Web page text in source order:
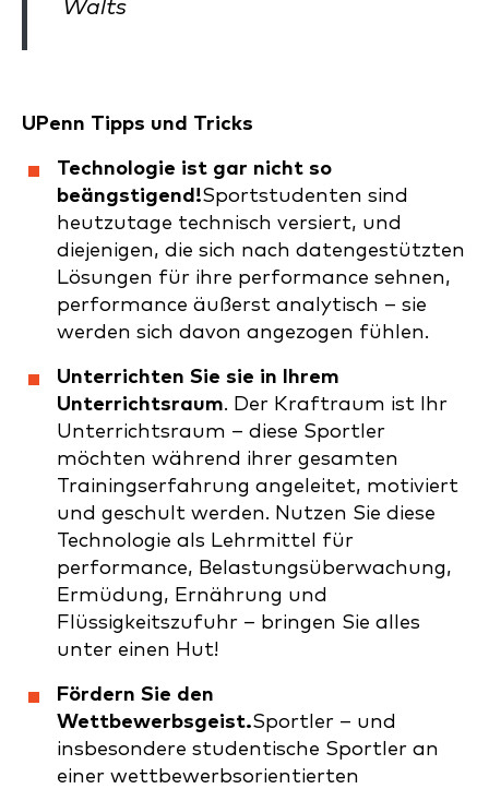
Walts
UPenn Tipps und Tricks
Technologie ist gar nicht so
beängstigend!Sportstudenten sind
heutzutage technisch versiert, und
diejenigen, die sich nach datengestützten
Lösungen für ihre performance sehnen,
performance äußerst analytisch – sie
werden sich davon angezogen fühlen.
Unterrichten Sie sie in Ihrem
Unterrichtsraum. Der Kraftraum ist Ihr
Unterrichtsraum – diese Sportler
möchten während ihrer gesamten
Trainingserfahrung angeleitet, motiviert
und geschult werden. Nutzen Sie diese
Technologie als Lehrmittel für
performance, Belastungsüberwachung,
Ermüdung, Ernährung und
Flüssigkeitszufuhr – bringen Sie alles
unter einen Hut!
Fördern Sie den
Wettbewerbsgeist.Sportler – und
insbesondere studentische Sportler an
einer wettbewerbsorientierten